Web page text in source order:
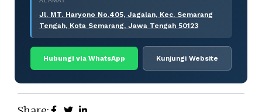
Jl. MT. Haryono No.405, Jagalan, Kec. Semarang
Tengah, Kota Semarang, Jawa Tengah 50123
Hubungi via WhatsApp Kunjungi Website